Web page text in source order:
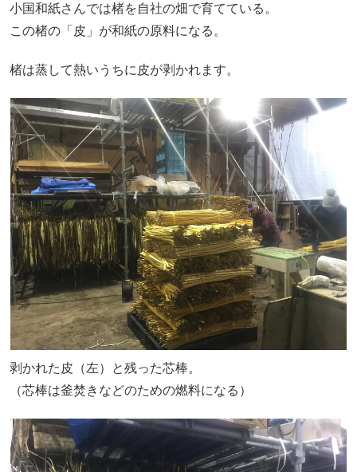
小国和紙さんでは楮を自社の畑で育てている。
この楮の「皮」が和紙の原料になる。
楮は蒸して熱いうちに皮が剥かれます。
剥かれた皮（左）と残った芯棒。
（芯棒は釜焚きなどのための燃料になる）